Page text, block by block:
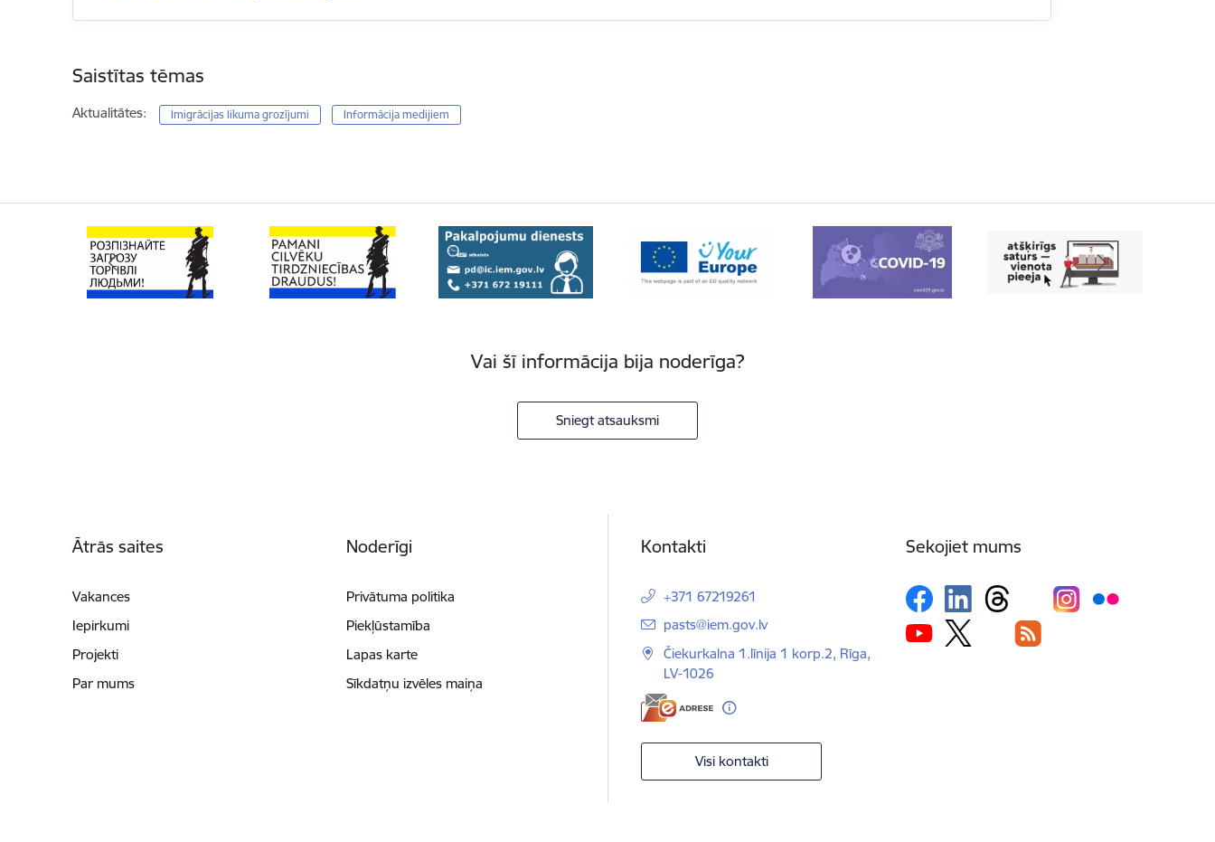
Saistītas tēmas
Aktualitātes: Imigrācijas likuma grozījumi Informācija medijiem
Vai šī informācija bija noderīga?
Sniegt atsauksmi
Ātrās saites
Vakances
Iepirkumi
Projekti
Par mums
Noderīgi
Privātuma politika
Piekļūstamība
Lapas karte
Sīkdatņu izvēles maiņa
Kontakti
+371 67219261
E-pasts:
pasts@iem.gov.lv
Čiekurkalna 1.līnija 1 korp.2, Rīga,
LV-1026
Visi kontakti
Sekojiet mums